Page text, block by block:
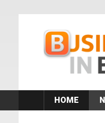
HOME